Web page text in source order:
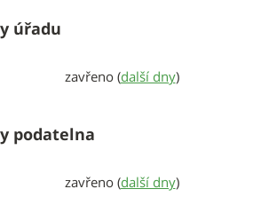
úřadu
zavřeno (další dny)
podatelna
zavřeno (další dny)